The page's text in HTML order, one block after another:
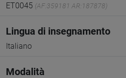
ET0045 (AF:359181 AR:187878)
Lingua di insegnamento
Italiano
Modalità